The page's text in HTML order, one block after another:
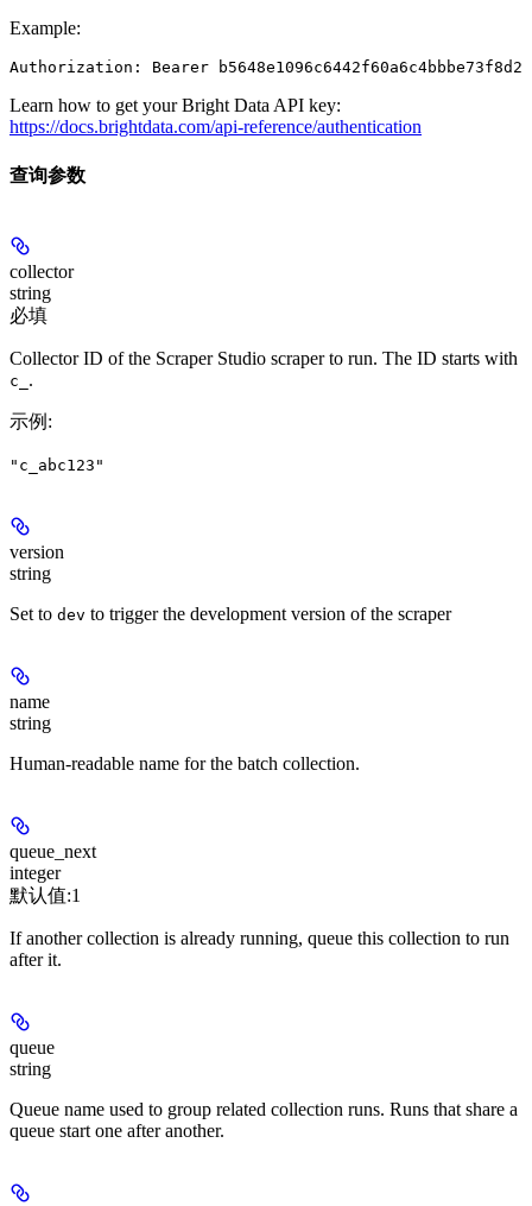
Example:
Authorization: Bearer
Learn how to get your Bright Data API key:
https://docs.brightdata.com/api-reference/authentication
查询参数
collector
string
必填
Collector ID of the Scraper Studio scraper to run. The ID starts with
c_ .
示例 :
"c_abc123"
version
string
Set to dev to trigger the development version of the scraper
name
string
Human-readable name for the batch collection.
queue_next
integer
默认值:1
If another collection is already running, queue this collection to run
after it.
queue
string
Queue name used to group related collection runs. Runs that share a
queue start one after another.